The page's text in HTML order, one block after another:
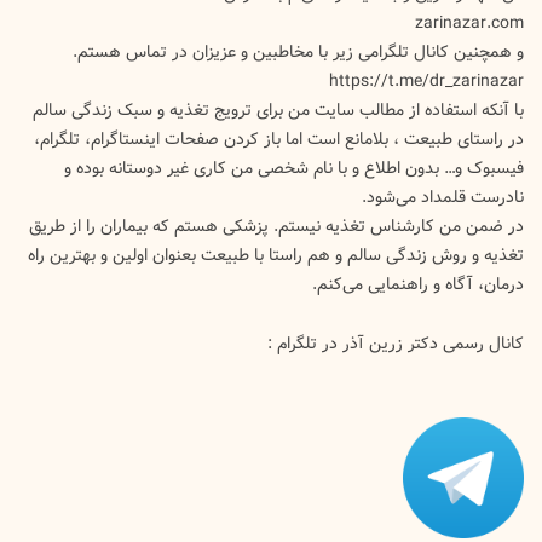
zarinazar.com
و همچنین کانال تلگرامی زیر با مخاطبین و عزیزان در تماس هستم.
https://t.me/dr_zarinazar
با آنکه استفاده از مطالب سایت من برای ترویج تغذیه و سبک زندگی سالم
در راستای طبیعت ، بلامانع است اما باز کردن صفحات اینستاگرام، تلگرام،
فیسبوک و… بدون اطلاع و با نام شخصی من کاری غیر دوستانه بوده و
نادرست قلمداد می‌شود.
در ضمن من کارشناس تغذیه نیستم. پزشکی هستم که بیماران را از طریق
تغذیه و روش زندگی سالم و هم راستا با طبیعت بعنوان اولین و بهترین راه
درمان، آگاه و راهنمایی می‌کنم.
کانال رسمی دکتر زرین آذر در تلگرام :